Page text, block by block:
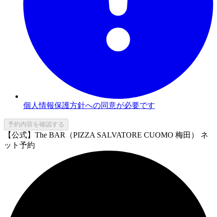
個人情報保護方針への同意が必要です
予約内容を確認する
【公式】The BAR（PIZZA SALVATORE CUOMO 梅田） ネ
ット予約